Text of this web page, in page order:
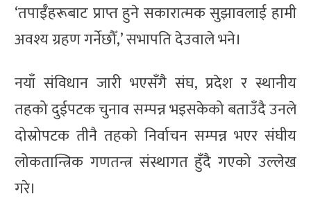
‘तपाईँहरूबाट प्राप्त हुने सकारात्मक सुझावलाई हामी
अवश्य ग्रहण गर्नेछौँ,’ सभापति देउवाले भने।
नयाँ संविधान जारी भएसँगै संघ, प्रदेश र स्थानीय
तहको दुईपटक चुनाव सम्पन्न भइसकेको बताउँदै उनले
दोस्रोपटक तीनै तहको निर्वाचन सम्पन्न भएर संघीय
लोकतान्त्रिक गणतन्त्र संस्थागत हुँदै गएको उल्लेख
गरे।